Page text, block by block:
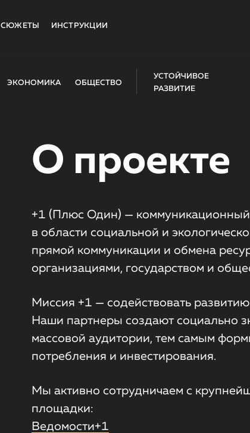
СЮЖЕТЫ ИНСТРУКЦИИ
ЭКОНОМИКА ОБЩЕСТВО
УСТОЙЧИВОЕ
РАЗВИТИЕ
О проекте
+1 (Плюс Один) — коммуникационный
в области социальной и
прямой коммуникации и обмена
организациями, государством и
Миссия +1 — содействовать
Наши партнеры создают социально
массовой аудитории, тем самым
потребления и инвестирования.
Мы активно сотрудничаем с
Ведомости+1